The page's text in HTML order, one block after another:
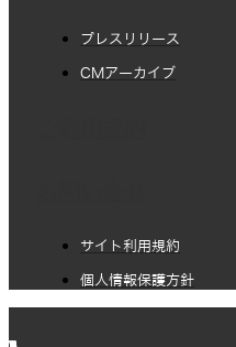
プレスリリース
CMアーカイブ
サイト利用規約
個人情報保護方針